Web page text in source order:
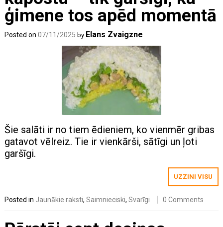
ģimene tos apēd momentā
Posted on07/11/2025 by Elans Zvaigzne
Šie salāti ir no tiem ēdieniem, ko vienmēr gribas
gatavot vēlreiz. Tie ir vienkārši, sātīgi un ļoti
garšīgi.
UZZINI VISU
Posted in Jaunākie raksti,Saimnieciski,Svarīgi 0 Comments